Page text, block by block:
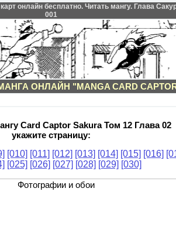
онлайн бесплатно. Читать мангу. Глава
001
ОНЛАЙН "MANGA CARD
Card Captor Sakura Том 12 Глава 02
укажите страницу:
[010] [011] [012] [013] [014] [015] [016]
[025] [026] [027] [028] [029] [030]